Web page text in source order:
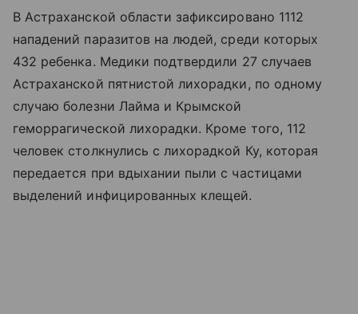
В Астраханской области зафиксировано 1112
нападений паразитов на людей, среди которых
432 ребенка. Медики подтвердили 27 случаев
Астраханской пятнистой лихорадки, по одному
случаю болезни Лайма и Крымской
геморрагической лихорадки. Кроме того, 112
человек столкнулись с лихорадкой Ку, которая
передается при вдыхании пыли с частицами
выделений инфицированных клещей.